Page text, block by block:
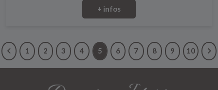
+ infos
1 2 3 4 5 6 7 8 9 10